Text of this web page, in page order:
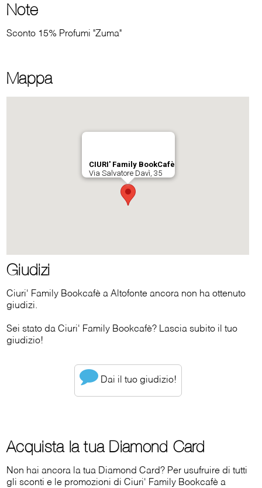
Note
Sconto 15% Profumi "Zuma"
Mappa
Giudizi
Ciuri' Family Bookcafè a Altofonte ancora non ha ottenuto
giudizi.
Sei stato da Ciuri' Family Bookcafè? Lascia subito il tuo
giudizio!
Dai il tuo giudizio!
Acquista la tua Diamond Card
Non hai ancora la tua Diamond Card? Per usufruire di tutti
gli sconti e le promozioni di Ciuri' Family Bookcafè a